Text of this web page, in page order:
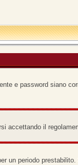
e password siano
accettando il
un periodo